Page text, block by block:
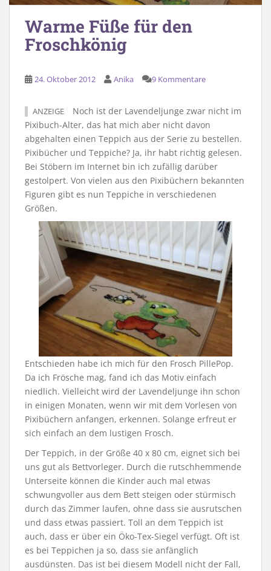
Warme Füße für den
Froschkönig
24. Oktober 2012 Anika 9 Kommentare
ANZEIGE
Noch ist der Lavendeljunge zwar nicht im
Pixibuch-Alter, das hat mich aber nicht davon
abgehalten einen Teppich aus der Serie zu bestellen.
Pixibücher und Teppiche? Ja, ihr habt richtig gelesen.
Bei Stöbern im Internet bin ich zufällig darüber
gestolpert. Von vielen aus den Pixibüchern bekannten
Figuren gibt es nun Teppiche in verschiedenen
Größen.
Entschieden habe ich mich für den Frosch PillePop.
Da ich Frösche mag, fand ich das Motiv einfach
niedlich. Vielleicht wird der Lavendeljunge ihn schon
in einigen Monaten, wenn wir mit dem Vorlesen von
Pixibüchern anfangen, erkennen. Solange erfreut er
sich einfach an dem lustigen Frosch.
Der Teppich, in der Größe 40 x 80 cm, eignet sich bei
uns gut als Bettvorleger. Durch die rutschhemmende
Unterseite können die Kinder auch mal etwas
schwungvoller aus dem Bett steigen oder stürmisch
durch das Zimmer laufen, ohne dass sie ausrutschen
und dass etwas passiert. Toll an dem Teppich ist
auch, dass er über ein Öko-Tex-Siegel verfügt. Oft ist
es bei Teppichen ja so, dass sie anfänglich
ausdünsten. Das ist bei diesem Modell nicht der Fall,